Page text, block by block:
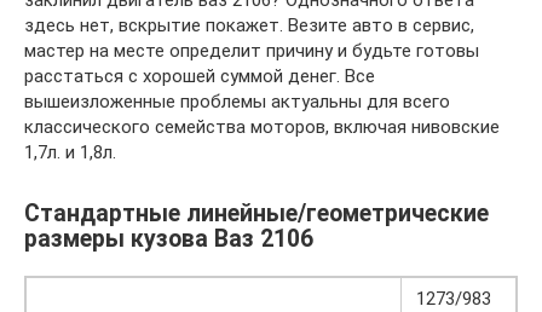
здесь нет, вскрытие покажет. Везите авто в сервис,
мастер на месте определит причину и будьте готовы
расстаться с хорошей суммой денег. Все
вышеизложенные проблемы актуальны для всего
классического семейства моторов, включая нивовские
1,7л. и 1,8л.
Стандартные линейные/геометрические
размеры кузова Ваз 2106
1273/983